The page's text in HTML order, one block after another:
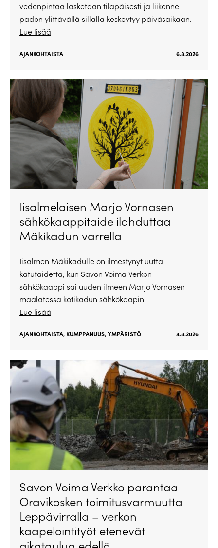
vedenpintaa lasketaan tilapäisesti ja liikenne
padon ylittävällä sillalla keskeytyy päiväsaikaan.
Lue lisää
AJANKOHTAISTA 6.8.2026
Iisalmelaisen Marjo Vornasen
sähkökaappitaide ilahduttaa
Mäkikadun varrella
Iisalmen Mäkikadulle on ilmestynyt uutta
katutaidetta, kun Savon Voima Verkon
sähkökaappi sai uuden ilmeen Marjo Vornasen
maalatessa kotikadun sähkökaapin.
Lue lisää
AJANKOHTAISTA, KUMPPANUUS,YMPÄRISTÖ 4.8.2026
Savon Voima Verkko parantaa
Oravikosken toimitusvarmuutta
Leppävirralla – verkon
kaapelointityöt etenevät